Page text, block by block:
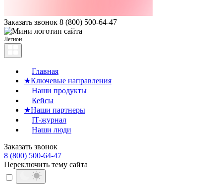
Заказать звонок 8 (800) 500-64-47
Легион
Главная
★Ключевые направления
Наши продукты
Кейсы
★Наши партнеры
IT-журнал
Наши люди
Заказать звонок
8 (800) 500-64-47
Переключить тему сайта